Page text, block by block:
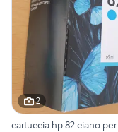
2
cartuccia hp 82 ciano